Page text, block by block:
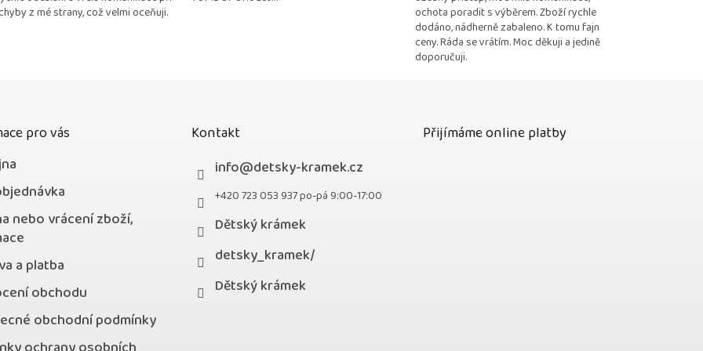
z
z mé strany, což velmi oceňuji.
ochota poradit s výběrem. Zboží rychle
dodáno, nádherně zabaleno. K tomu fajn
ceny. Ráda se vrátím. Moc děkuji a jedině
doporučuji.
pro vás
nebo vrácení zboží,
a platba
obchodu
obchodní podmínky
Kontakt
info@detsky-kramek.cz
+420 723 053 937 po-pá 9:00-17:00
Dětský krámek
detsky_kramek/
Dětský krámek
Přijímáme online platby